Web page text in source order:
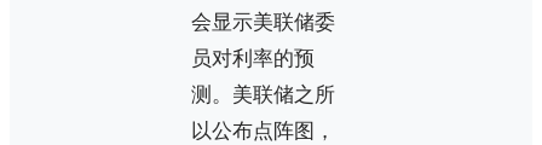
会显示美联储委
员对利率的预
测。美联储之所
以公布点阵图，